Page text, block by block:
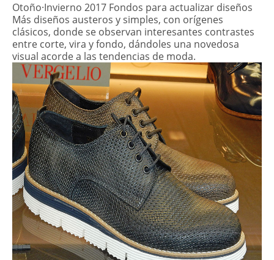
Otoño·Invierno 2017 Fondos para actualizar diseños
Más diseños austeros y simples, con orígenes
clásicos, donde se observan interesantes contrastes
entre corte, vira y fondo, dándoles una novedosa
visual acorde a las tendencias de moda.